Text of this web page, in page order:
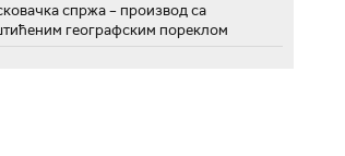
спржа – производ са
географским пореклом